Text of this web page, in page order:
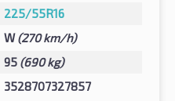
225/55R16
W(270 km/h)
95 (690 kg)
3528707327857